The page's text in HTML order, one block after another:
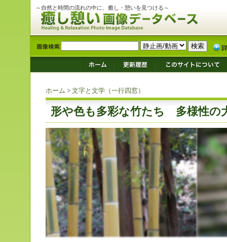
～自然と時間の流れの中に、癒し・憩いを見つける～
ホーム > 文字と文学（一行四窓）
形や色も多彩な竹たち 多様性